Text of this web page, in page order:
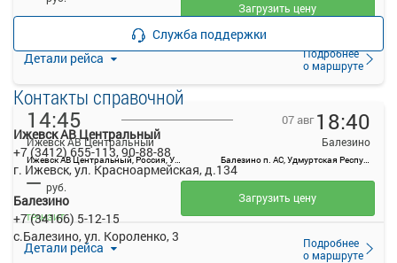
Детали рейса
Подробнее
о маршруте
Загрузить цену
14:45
Ижевск АВ Центральный
Ижевск АВ Центральный, Россия, Удмуртская Республика, Ижевск, Красноармейская ул, 134А
07 авг 18:40
Балезино
Балезино п. АС, Удмуртская Республика, Балезино с., ул. Короленко, 3
Детали рейса
Подробнее
о маршруте
— руб.
ТРАНЗИТ
Загрузить цену
Служба поддержки
Контакты справочной
Ижевск АВ Центральный
+7 (3412) 655-113, 90-88-88
г. Ижевск, ул. Красноармейская, д.134
Балезино
+7 (34166) 5-12-15
с.Балезино, ул. Короленко, 3